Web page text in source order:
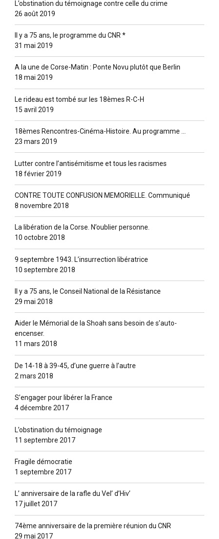
L’obstination du témoignage contre celle du crime
26 août 2019
Il y a 75 ans, le programme du CNR *
31 mai 2019
A la une de Corse-Matin : Ponte Novu plutôt que Berlin
18 mai 2019
Le rideau est tombé sur les 18èmes R-C-H
15 avril 2019
18èmes Rencontres-Cinéma-Histoire. Au programme …
23 mars 2019
Lutter contre l’antisémitisme et tous les racismes
18 février 2019
CONTRE TOUTE CONFUSION MEMORIELLE. Communiqué
8 novembre 2018
La libération de la Corse. N’oublier personne.
10 octobre 2018
9 septembre 1943. L’insurrection libératrice
10 septembre 2018
Il y a 75 ans, le Conseil National de la Résistance
29 mai 2018
Aider le Mémorial de la Shoah sans besoin de s’auto-
encenser.
11 mars 2018
De 14-18 à 39-45, d’une guerre à l’autre
2 mars 2018
S’engager pour libérer la France
4 décembre 2017
L’obstination du témoignage
11 septembre 2017
Fragile démocratie
1 septembre 2017
L’ anniversaire de la rafle du Vel’ d’Hiv’
17 juillet 2017
74ème anniversaire de la première réunion du CNR
29 mai 2017